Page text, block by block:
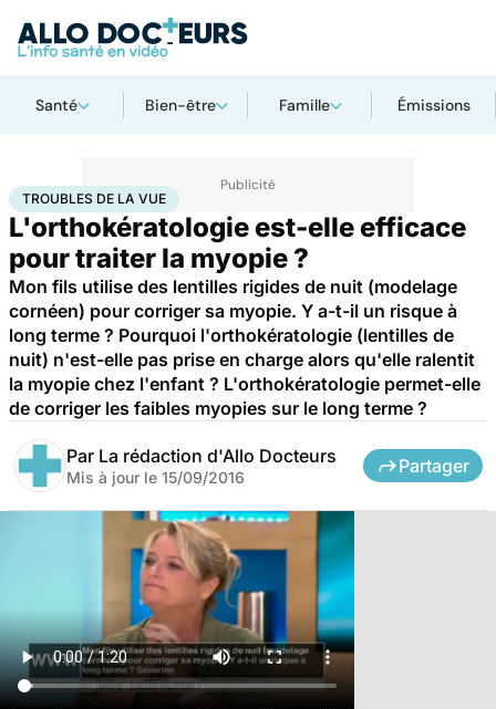
Santé Bien-être Famille Émissions
AccueilSantéTroubles de la vue
TROUBLES DE LA VUE
L'orthokératologie est-elle efficace
pour traiter la myopie ?
Mon fils utilise des lentilles rigides de nuit (modelage
cornéen) pour corriger sa myopie. Y a-t-il un risque à
long terme ? Pourquoi l'orthokératologie (lentilles de
nuit) n'est-elle pas prise en charge alors qu'elle ralentit
la myopie chez l'enfant ? L'orthokératologie permet-elle
de corriger les faibles myopies sur le long terme ?
Par La rédaction d'Allo Docteurs
Mis à jour le 15/09/2016
Partager